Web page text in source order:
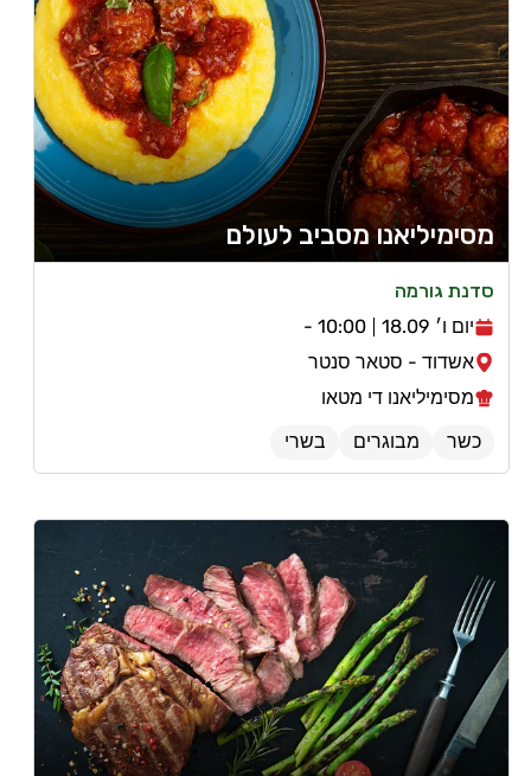
מסימיליאנו מסביב לעולם
סדנת גורמה
יום ו׳ 18.09
10:00 -
אשדוד - סטאר סנטר
מסימיליאנו די מטאו
כשר
מבוגרים בשרי